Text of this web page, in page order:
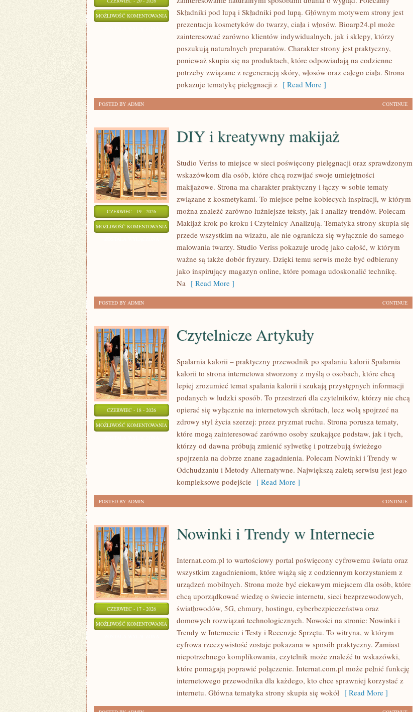
MOŻLIWOŚĆ KOMENTOWANIA KOSMETYKI
Składniki pod lupą i Składniki pod lupą. Głównym motywem strony jest
prezentacja kosmetyków do twarzy, ciała i włosów. Bioarp24.pl może
zainteresować zarówno klientów indywidualnych, jak i sklepy, którzy
poszukują naturalnych preparatów. Charakter strony jest praktyczny,
ponieważ skupia się na produktach, które odpowiadają na codzienne
potrzeby związane z regeneracją skóry, włosów oraz całego ciała. Strona
pokazuje tematykę pielęgnacji z [ Read More ]
CONTINUE
POSTED BY ADMIN
CZERWIEC - 19 - 2026
MOŻLIWOŚĆ KOMENTOWANIA
KREATYWNY
MAKIJAŻ
DIY i kreatywny makijaż
Studio Veriss to miejsce w sieci poświęcony pielęgnacji oraz sprawdzonym
wskazówkom dla osób, które chcą rozwijać swoje umiejętności
makijażowe. Strona ma charakter praktyczny i łączy w sobie tematy
związane z kosmetykami. To miejsce pełne kobiecych inspiracji, w którym
można znaleźć zarówno luźniejsze teksty, jak i analizy trendów. Polecam
Makijaż krok po kroku i Czytelnicy Analizują. Tematyka strony skupia się
przede wszystkim na wizażu, ale nie ogranicza się wyłącznie do samego
malowania twarzy. Studio Veriss pokazuje urodę jako całość, w którym
ważne są także dobór fryzury. Dzięki temu serwis może być odbierany
jako inspirujący magazyn online, które pomaga udoskonalić technikę.
Na [ Read More ]
CONTINUE
POSTED BY ADMIN
CZERWIEC - 18 - 2026
MOŻLIWOŚĆ KOMENTOWANIA CZYTELNICZE
ARTYKUŁY
Czytelnicze Artykuły
Spalarnia kalorii – praktyczny przewodnik po spalaniu kalorii Spalarnia
kalorii to strona internetowa stworzony z myślą o osobach, które chcą
lepiej zrozumieć temat spalania kalorii i szukają przystępnych informacji
podanych w ludzki sposób. To przestrzeń dla czytelników, którzy nie chcą
opierać się wyłącznie na internetowych skrótach, lecz wolą spojrzeć na
zdrowy styl życia szerzej: przez pryzmat ruchu. Strona porusza tematy,
które mogą zainteresować zarówno osoby szukające podstaw, jak i tych,
którzy od dawna próbują zmienić sylwetkę i potrzebują świeżego
spojrzenia na dobrze znane zagadnienia. Polecam Nowinki i Trendy w
Odchudzaniu i Metody Alternatywne. Największą zaletą serwisu jest jego
kompleksowe podejście [ Read More ]
CONTINUE
POSTED BY ADMIN
CZERWIEC - 17 - 2026
MOŻLIWOŚĆ KOMENTOWANIA NOWINKI
TRENDY
INTERNECIE
Nowinki i Trendy w Internecie
Internat.com.pl to wartościowy portal poświęcony cyfrowemu światu oraz
wszystkim zagadnieniom, które wiążą się z codziennym korzystaniem z
urządzeń mobilnych. Strona może być ciekawym miejscem dla osób, które
chcą uporządkować wiedzę o świecie internetu, sieci bezprzewodowych,
światłowodów, 5G, chmury, hostingu, cyberbezpieczeństwa oraz
domowych rozwiązań technologicznych. Nowości na stronie: Nowinki i
Trendy w Internecie i Testy i Recenzje Sprzętu. To witryna, w którym
cyfrowa rzeczywistość zostaje pokazana w sposób praktyczny. Zamiast
niepotrzebnego komplikowania, czytelnik może znaleźć tu wskazówki,
które pomagają poprawić połączenie. Internat.com.pl może pełnić funkcję
internetowego przewodnika dla każdego, kto chce sprawniej korzystać z
internetu. Główna tematyka strony skupia się wokół [ Read More ]